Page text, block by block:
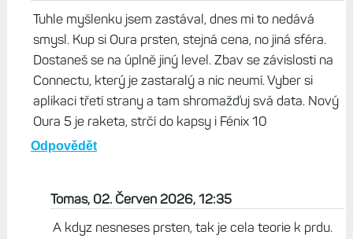
Tuhle myšlenku jsem zastával, dnes mi to nedává
smysl. Kup si Oura prsten, stejná cena, no jiná sféra.
Dostaneš se na úplně jiný level. Zbav se závislosti na
Connectu, který je zastaralý a nic neumí. Vyber si
aplikaci třetí strany a tam shromažďuj svá data. Nový
Oura 5 je raketa, strčí do kapsy i Fénix 10
Odpovědět
Tomas, 02. Červen 2026, 12:35
A kdyz nesneses prsten, tak je cela teorie k prdu.